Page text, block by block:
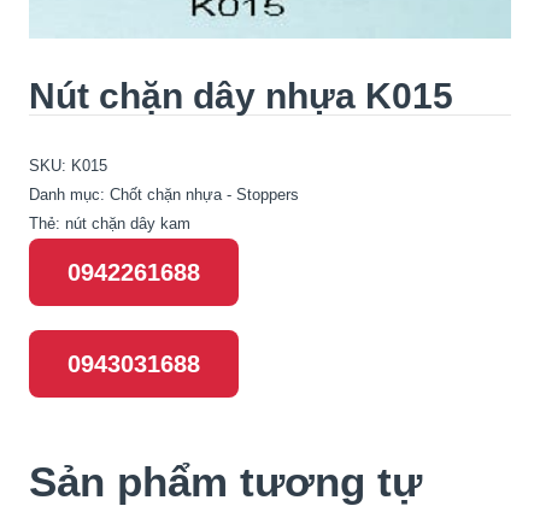
Nút chặn dây nhựa K015
SKU: K015
Danh mục: Chốt chặn nhựa - Stoppers
Thẻ: nút chặn dây kam
0942261688
0943031688
Sản phẩm tương tự